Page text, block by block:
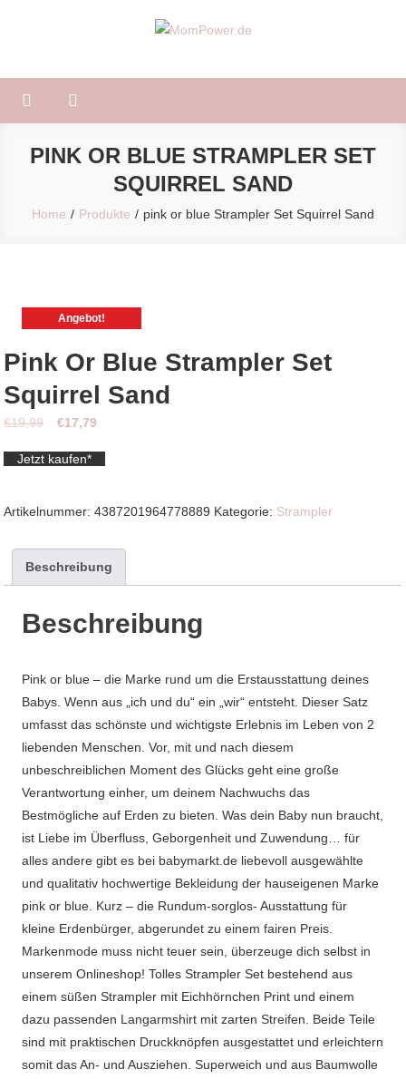
PINK OR BLUE STRAMPLER SET
SQUIRREL SAND
Home Produkte pink or blue Strampler Set Squirrel Sand
Angebot!
Pink Or Blue Strampler Set
Squirrel Sand
€19,99
Ursprünglicher
war:
€17,79
ist:
Jetzt kaufen*
Artikelnummer:4387201964778889 Kategorie: Strampler
Beschreibung
Beschreibung
Pink or blue – die Marke rund um die Erstausstattung deines
Babys. Wenn aus „ich und du“ ein „wir“ entsteht. Dieser Satz
umfasst das schönste und wichtigste Erlebnis im Leben von 2
liebenden Menschen. Vor, mit und nach diesem
unbeschreiblichen Moment des Glücks geht eine große
Verantwortung einher, um deinem Nachwuchs das
Bestmögliche auf Erden zu bieten. Was dein Baby nun braucht,
ist Liebe im Überfluss, Geborgenheit und Zuwendung… für
alles andere gibt es bei babymarkt.de liebevoll ausgewählte
und qualitativ hochwertige Bekleidung der hauseigenen Marke
pink or blue. Kurz – die Rundum-sorglos- Ausstattung für
kleine Erdenbürger, abgerundet zu einem fairen Preis.
Markenmode muss nicht teuer sein, überzeuge dich selbst in
unserem Onlineshop! Tolles Strampler Set bestehend aus
einem süßen Strampler mit Eichhörnchen Print und einem
dazu passenden Langarmshirt mit zarten Streifen. Beide Teile
sind mit praktischen Druckknöpfen ausgestattet und erleichtern
somit das An- und Ausziehen. Superweich und aus Baumwolle